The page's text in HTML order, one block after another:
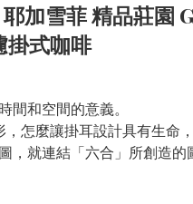
加雪菲 精品莊園
掛式咖啡
間和空間的意義。
怎麼讓掛耳設計具有生命，
，就連結「六合」所創造的